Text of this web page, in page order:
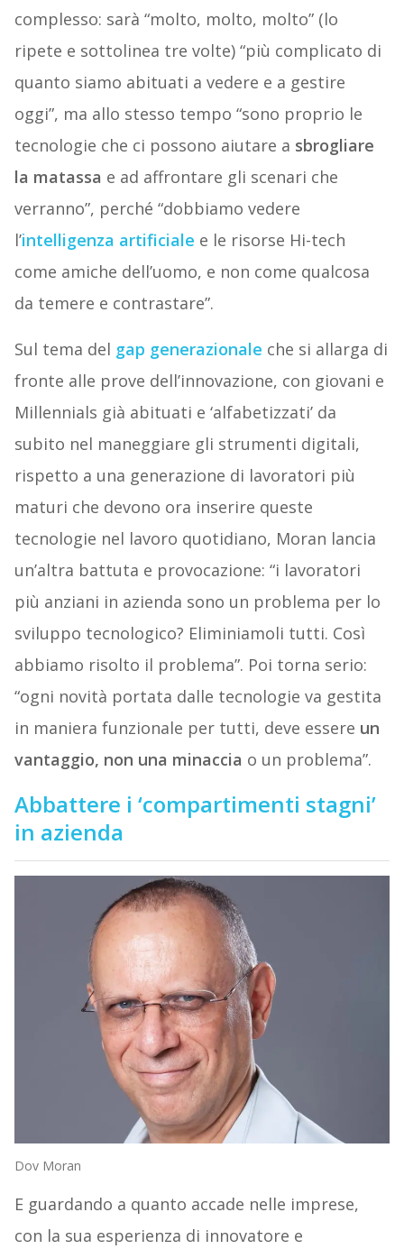
complesso: sarà “molto, molto, molto” (lo
ripete e sottolinea tre volte) “più complicato di
quanto siamo abituati a vedere e a gestire
oggi”, ma allo stesso tempo “sono proprio le
tecnologie che ci possono aiutare a sbrogliare
la matassa e ad affrontare gli scenari che
verranno”, perché “dobbiamo vedere
l’intelligenza artificiale e le risorse Hi-tech
come amiche dell’uomo, e non come qualcosa
da temere e contrastare”.
Sul tema del gap generazionale che si allarga di
fronte alle prove dell’innovazione, con giovani e
Millennials già abituati e ‘alfabetizzati’ da
subito nel maneggiare gli strumenti digitali,
rispetto a una generazione di lavoratori più
maturi che devono ora inserire queste
tecnologie nel lavoro quotidiano, Moran lancia
un’altra battuta e provocazione: “i lavoratori
più anziani in azienda sono un problema per lo
sviluppo tecnologico? Eliminiamoli tutti. Così
abbiamo risolto il problema”. Poi torna serio:
“ogni novità portata dalle tecnologie va gestita
in maniera funzionale per tutti, deve essere un
vantaggio, non una minaccia o un problema”.
Abbattere i ‘compartimenti stagni’
in azienda
Dov Moran
E guardando a quanto accade nelle imprese,
con la sua esperienza di innovatore e